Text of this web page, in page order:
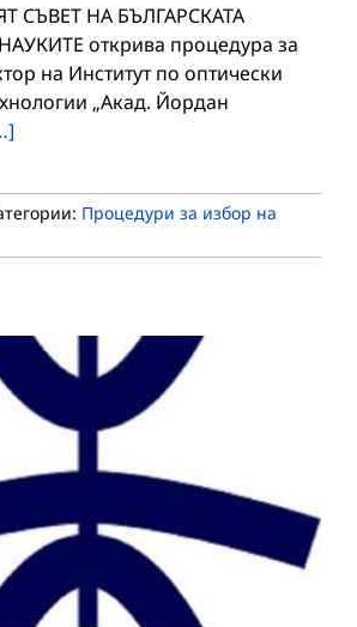
СЪВЕТ НА БЪЛГАРСКАТА
открива процедура за
на Институт по оптически
„Акад. Йордан
Процедури за избор на